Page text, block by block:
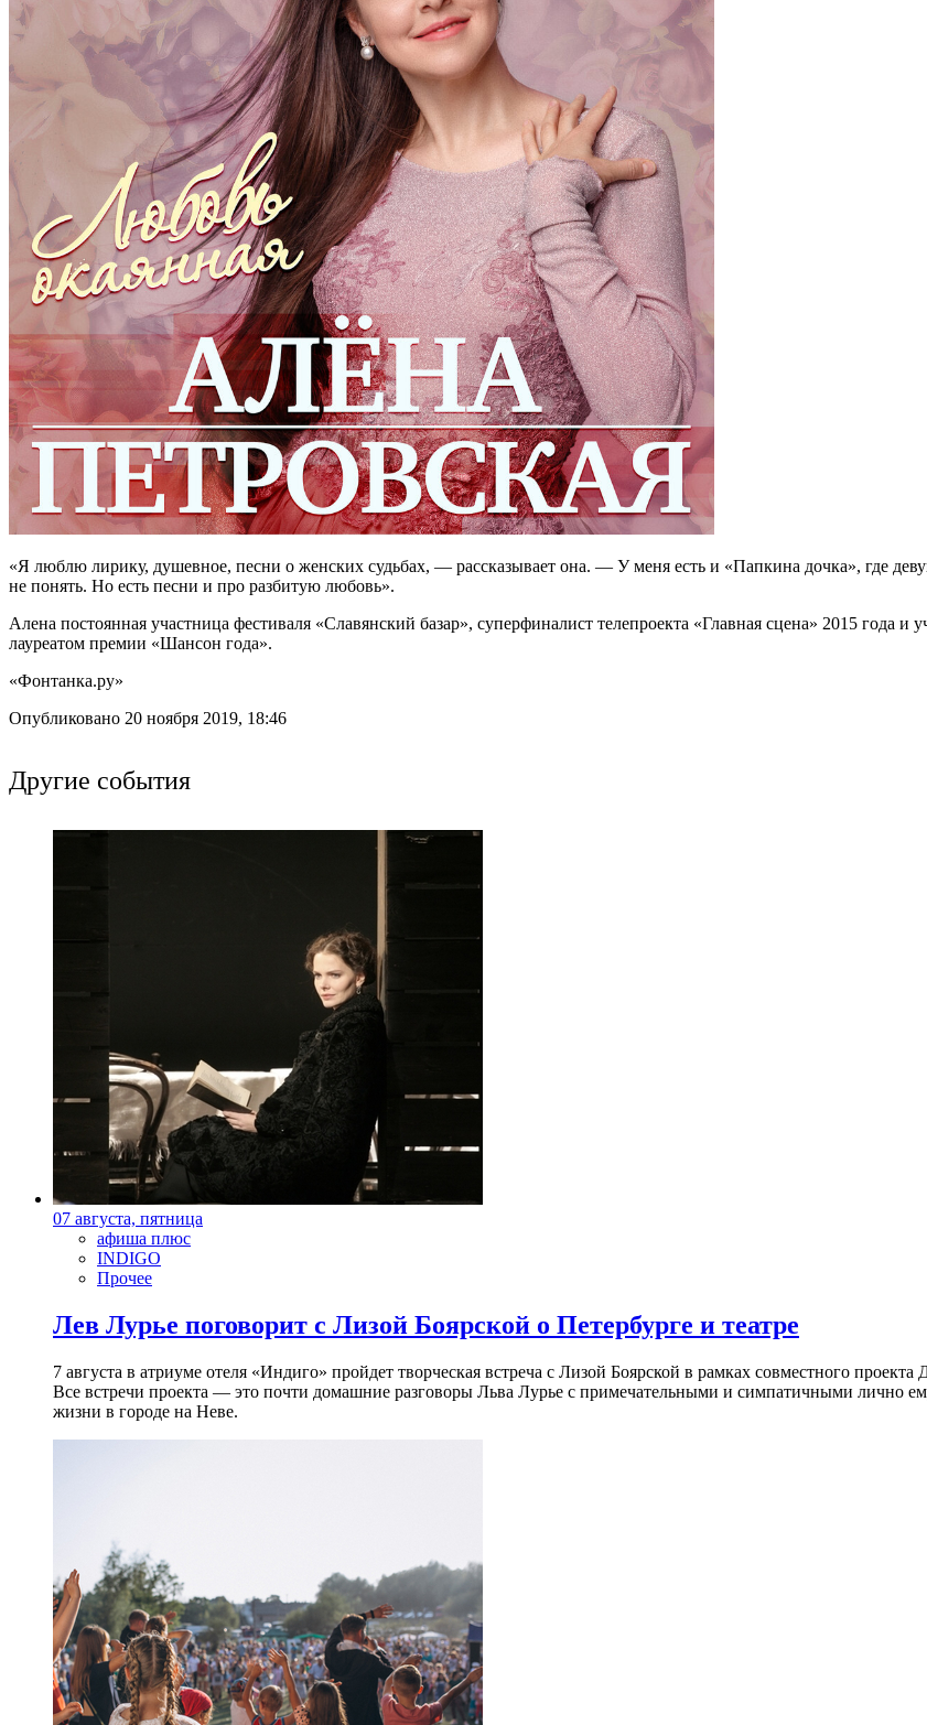
«Я люблю лирику, душевное, песни о женских судьбах, — рассказывает она. — У меня есть и «Папкина дочка», где
не понять. Но есть песни и про разбитую любовь».
Алена постоянная участница фестиваля «Славянский базар», суперфиналист телепроекта «Главная сцена» 2015 года и
лауреатом премии «Шансон года».
«Фонтанка.ру»
Опубликовано 20 ноября 2019, 18:46
Другие события
07 августа, пятница
афиша плюс
INDIGO
Прочее
Лев Лурье поговорит с Лизой Боярской о Петербурге и театре
7 августа в атриуме отеля «Индиго» пройдет творческая встреча с Лизой Боярской в рамках совместного
Все встречи проекта — это почти домашние разговоры Льва Лурье с примечательными и симпатичными лично
жизни в городе на Неве.